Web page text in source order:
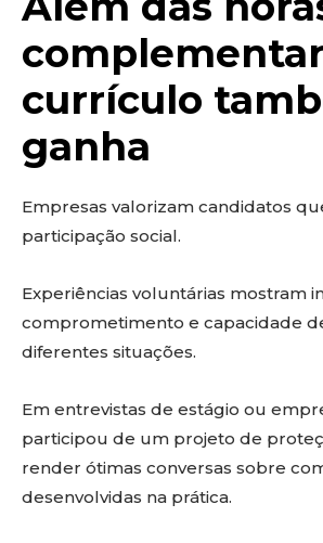
currículo
ganha
Empresas valorizam candidatos
participação social.
Experiências voluntárias mostram
comprometimento e capacidade
diferentes situações.
Em entrevistas de estágio ou
participou de um projeto de
render ótimas conversas sobre
desenvolvidas na prática.